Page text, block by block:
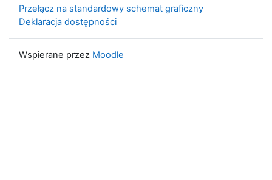
Przełącz na standardowy schemat graficzny
Deklaracja dostępności
Wspierane przez Moodle